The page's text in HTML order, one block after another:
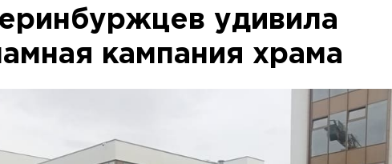
удивила
кампания храма